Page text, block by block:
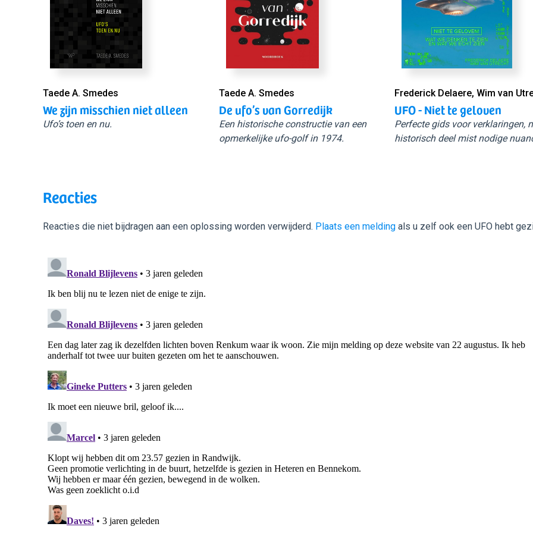
Taede A. Smedes
We zijn misschien niet alleen
Ufo’s toen en nu.
Taede A. Smedes
De ufo’s van Gorredijk
Een historische constructie van een
opmerkelijke ufo-golf in 1974.
Frederick Delaere, Wim van
UFO - Niet te geloven
Perfecte gids voor verklaringen,
historisch deel mist nodige
Reacties
Reacties die niet bijdragen aan een oplossing worden verwijderd. Plaats een melding als u zelf ook een UFO hebt